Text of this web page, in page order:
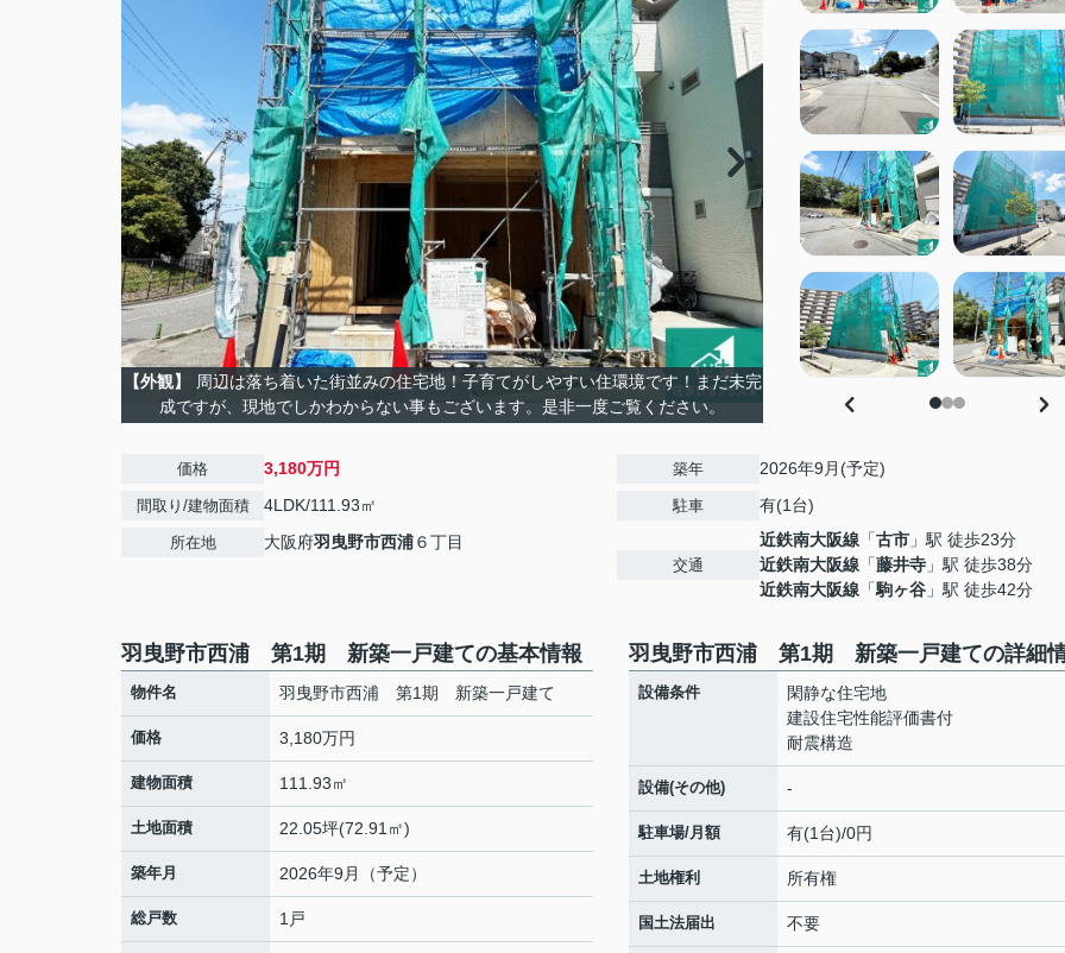
【外観】
周辺は落ち着いた街並みの住宅地！子育てがしやすい住環境です！まだ未完
成ですが、現地でしかわからない事もございます。是非一度ご覧ください。
価格 3,180万円
間取り/建物面積 4LDK/111.93㎡
所在地 大阪府羽曳野市西浦６丁目
築年 2026年9月(予定)
駐車 有(1台)
交通
近鉄南大阪線 「古市 」駅 徒歩23分
近鉄南大阪線 「藤井寺 」駅 徒歩38分
近鉄南大阪線 「駒ヶ谷 」駅 徒歩42分
羽曳野市西浦 第1期 新築一戸建ての基本情報
物件名 羽曳野市西浦 第1期 新築一戸建て
価格 3,180万円
建物面積 111.93㎡
土地面積 22.05坪(72.91㎡)
築年月 2026年9月（予定）
総戸数 1戸
羽曳野市西浦 第1期 新築一戸建ての詳細
設備条件
閑静な住宅地
建設住宅性能評価書付
耐震構造
設備(その他) -
駐車場/月額 有(1台)/0円
土地権利 所有権
国土法届出 不要